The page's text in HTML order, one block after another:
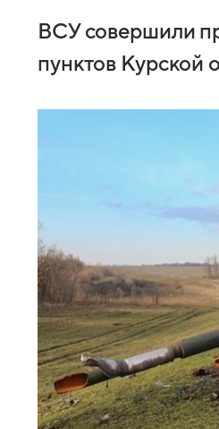
ВСУ совершили
пунктов Курской